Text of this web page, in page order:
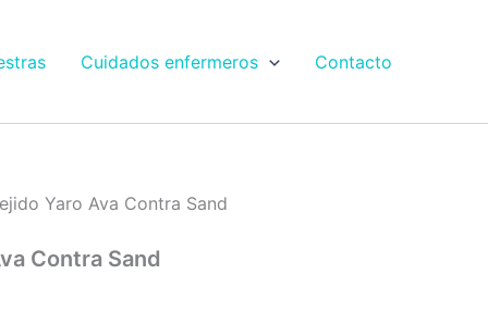
Cuidados enfermeros Contacto
Yaro Ava Contra Sand
Contra Sand